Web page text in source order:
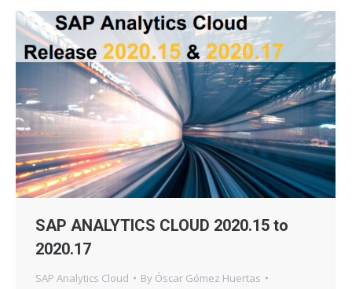
SAP ANALYTICS CLOUD 2020.15 to
2020.17
SAP Analytics Cloud By Óscar Gómez Huertas